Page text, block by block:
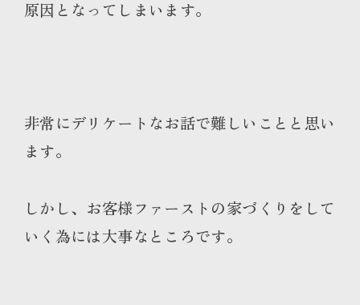
原因となってしまいます。
非常にデリケートなお話で難しいことと思い
ます。
しかし、お客様ファーストの家づくりをして
いく為には大事なところです。